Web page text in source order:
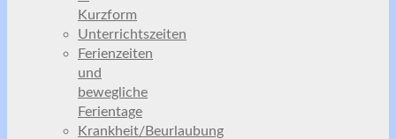
Kurzform
Unterrichtszeiten
Ferienzeiten
und
bewegliche
Ferientage
Krankheit/Beurlaubung